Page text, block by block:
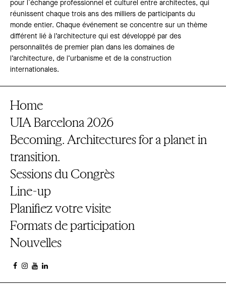
pour l´échange professionnel et culturel entre architectes, qui
réunissent chaque trois ans des milliers de participants du
monde entier. Chaque événement se concentre sur un thème
différent lié à l’architecture qui est développé par des
personnalités de premier plan dans les domaines de
l’architecture, de l’urbanisme et de la construction
internationales.
Home
UIA Barcelona 2026
Becoming. Architectures for a planet in
transition.
Sessions du Congrès
Line-up
Planifiez votre visite
Formats de participation
Nouvelles